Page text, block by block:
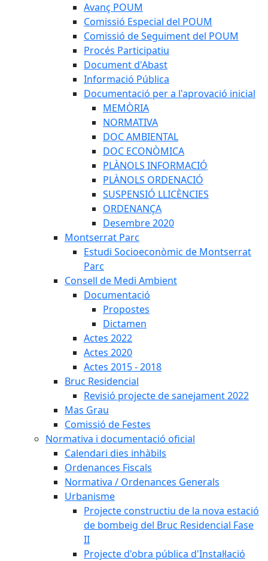
Avanç POUM
Comissió Especial del POUM
Comissió de Seguiment del POUM
Procés Participatiu
Document d'Abast
Informació Pública
Documentació per a l'aprovació inicial
MEMÒRIA
NORMATIVA
DOC AMBIENTAL
DOC ECONÒMICA
PLÀNOLS INFORMACIÓ
PLÀNOLS ORDENACIÓ
SUSPENSIÓ LLICÈNCIES
ORDENANÇA
Desembre 2020
Montserrat Parc
Estudi Socioeconòmic de Montserrat
Parc
Consell de Medi Ambient
Documentació
Propostes
Dictamen
Actes 2022
Actes 2020
Actes 2015 - 2018
Bruc Residencial
Revisió projecte de sanejament 2022
Mas Grau
Comissió de Festes
Normativa i documentació oficial
Calendari dies inhàbils
Ordenances Fiscals
Normativa / Ordenances Generals
Urbanisme
Projecte constructiu de la nova estació
de bombeig del Bruc Residencial Fase
II
Projecte d'obra pública d'Instal·lació